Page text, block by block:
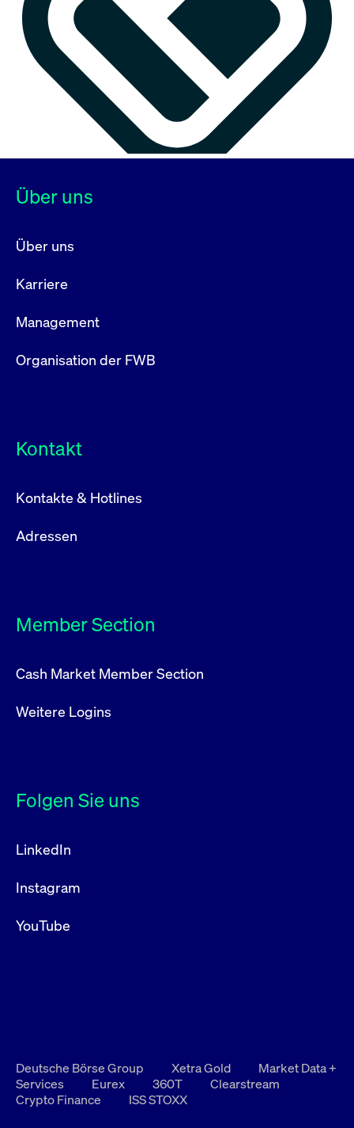
Über uns
Über uns
Karriere
Management
Organisation der FWB
Kontakt
Kontakte & Hotlines
Adressen
Member Section
Cash Market Member Section
Weitere Logins
Folgen Sie uns
LinkedIn
Instagram
YouTube
Deutsche Börse Group Xetra Gold
Market Data +
Services
Eurex 360T
Clearstream
Crypto Finance
ISS STOXX